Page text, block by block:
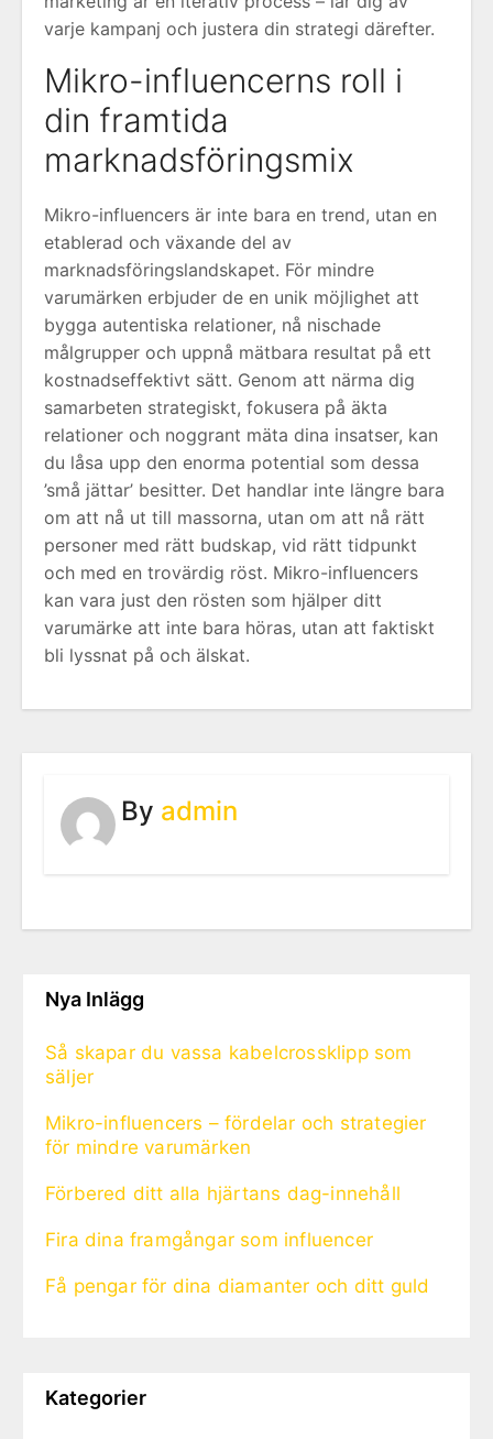
varje kampanj och justera din strategi därefter.
Mikro-influencerns roll i
din framtida
marknadsföringsmix
Mikro-influencers är inte bara en trend, utan en
etablerad och växande del av
marknadsföringslandskapet. För mindre
varumärken erbjuder de en unik möjlighet att
bygga autentiska relationer, nå nischade
målgrupper och uppnå mätbara resultat på ett
kostnadseffektivt sätt. Genom att närma dig
samarbeten strategiskt, fokusera på äkta
relationer och noggrant mäta dina insatser, kan
du låsa upp den enorma potential som dessa
’små jättar’ besitter. Det handlar inte längre bara
om att nå ut till massorna, utan om att nå rätt
personer med rätt budskap, vid rätt tidpunkt
och med en trovärdig röst. Mikro-influencers
kan vara just den rösten som hjälper ditt
varumärke att inte bara höras, utan att faktiskt
bli lyssnat på och älskat.
By admin
Nya Inlägg
Så skapar du vassa kabelcrossklipp som
säljer
Mikro-influencers – fördelar och strategier
för mindre varumärken
Förbered ditt alla hjärtans dag-innehåll
Fira dina framgångar som influencer
Få pengar för dina diamanter och ditt guld
Kategorier